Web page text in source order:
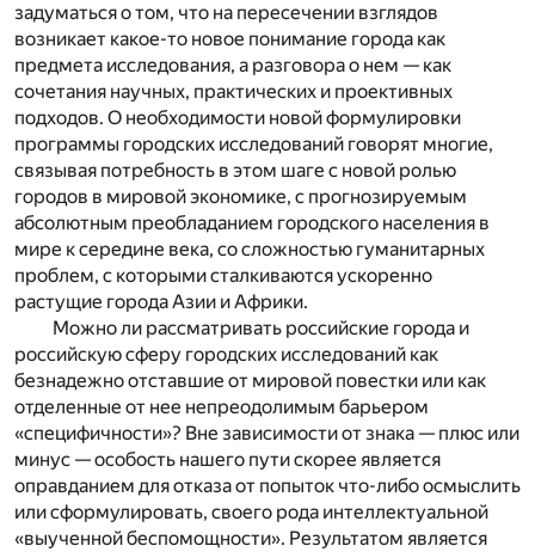
задуматься о том, что на пересечении взглядов
возникает какое-то новое понимание города как
предмета исследования, а разговора о нем — как
сочетания научных, практических и проективных
подходов. О необходимости новой формулировки
программы городских исследований говорят многие,
связывая потребность в этом шаге с новой ролью
городов в мировой экономике, с прогнозируемым
абсолютным преобладанием городского населения в
мире к середине века, со сложностью гуманитарных
проблем, с которыми сталкиваются ускоренно
растущие города Азии и Африки.
Можно ли рассматривать российские города и
российскую сферу городских исследований как
безнадежно отставшие от мировой повестки или как
отделенные от нее непреодолимым барьером
«специфичности»? Вне зависимости от знака — плюс или
минус — особость нашего пути скорее является
оправданием для отказа от попыток что-либо осмыслить
или сформулировать, своего рода интеллектуальной
«выученной беспомощности». Результатом является